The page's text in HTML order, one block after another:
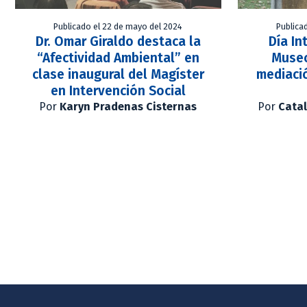
Publicado el 22 de mayo del 2024
Dr. Omar Giraldo destaca la
“Afectividad Ambiental” en
clase inaugural del Magíster
en Intervención Social
Por Karyn Pradenas Cisternas
Día
Por